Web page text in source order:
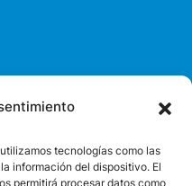
tecnologías como las
información del dispositivo. El
permitirá procesar datos como